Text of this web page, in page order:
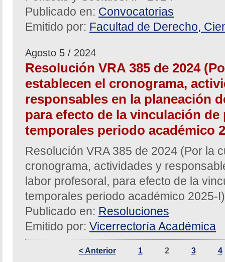
Publicado en: Convocatorias
Emitido por: Facultad de Derecho,
Agosto 5 / 2024
Resolución VRA 385 de 2024
establecen el cronograma,
responsables en la planeación
para efecto de la vinculación de
temporales periodo académico
Resolución VRA 385 de 2024 (Por la
cronograma, actividades y
labor profesoral, para efecto de la
temporales periodo académico 2025-I)
Publicado en: Resoluciones
Emitido por: Vicerrectoría Académica
< Anterior 1 2 3 4